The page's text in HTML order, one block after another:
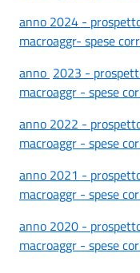
anno 2024 -
macroaggr- spese
anno 2023 -
macroaggr - spese
anno 2022 -
macroaggr - spese
anno 2021 -
macroaggr - spese
anno 2020 -
macroaggr - spese